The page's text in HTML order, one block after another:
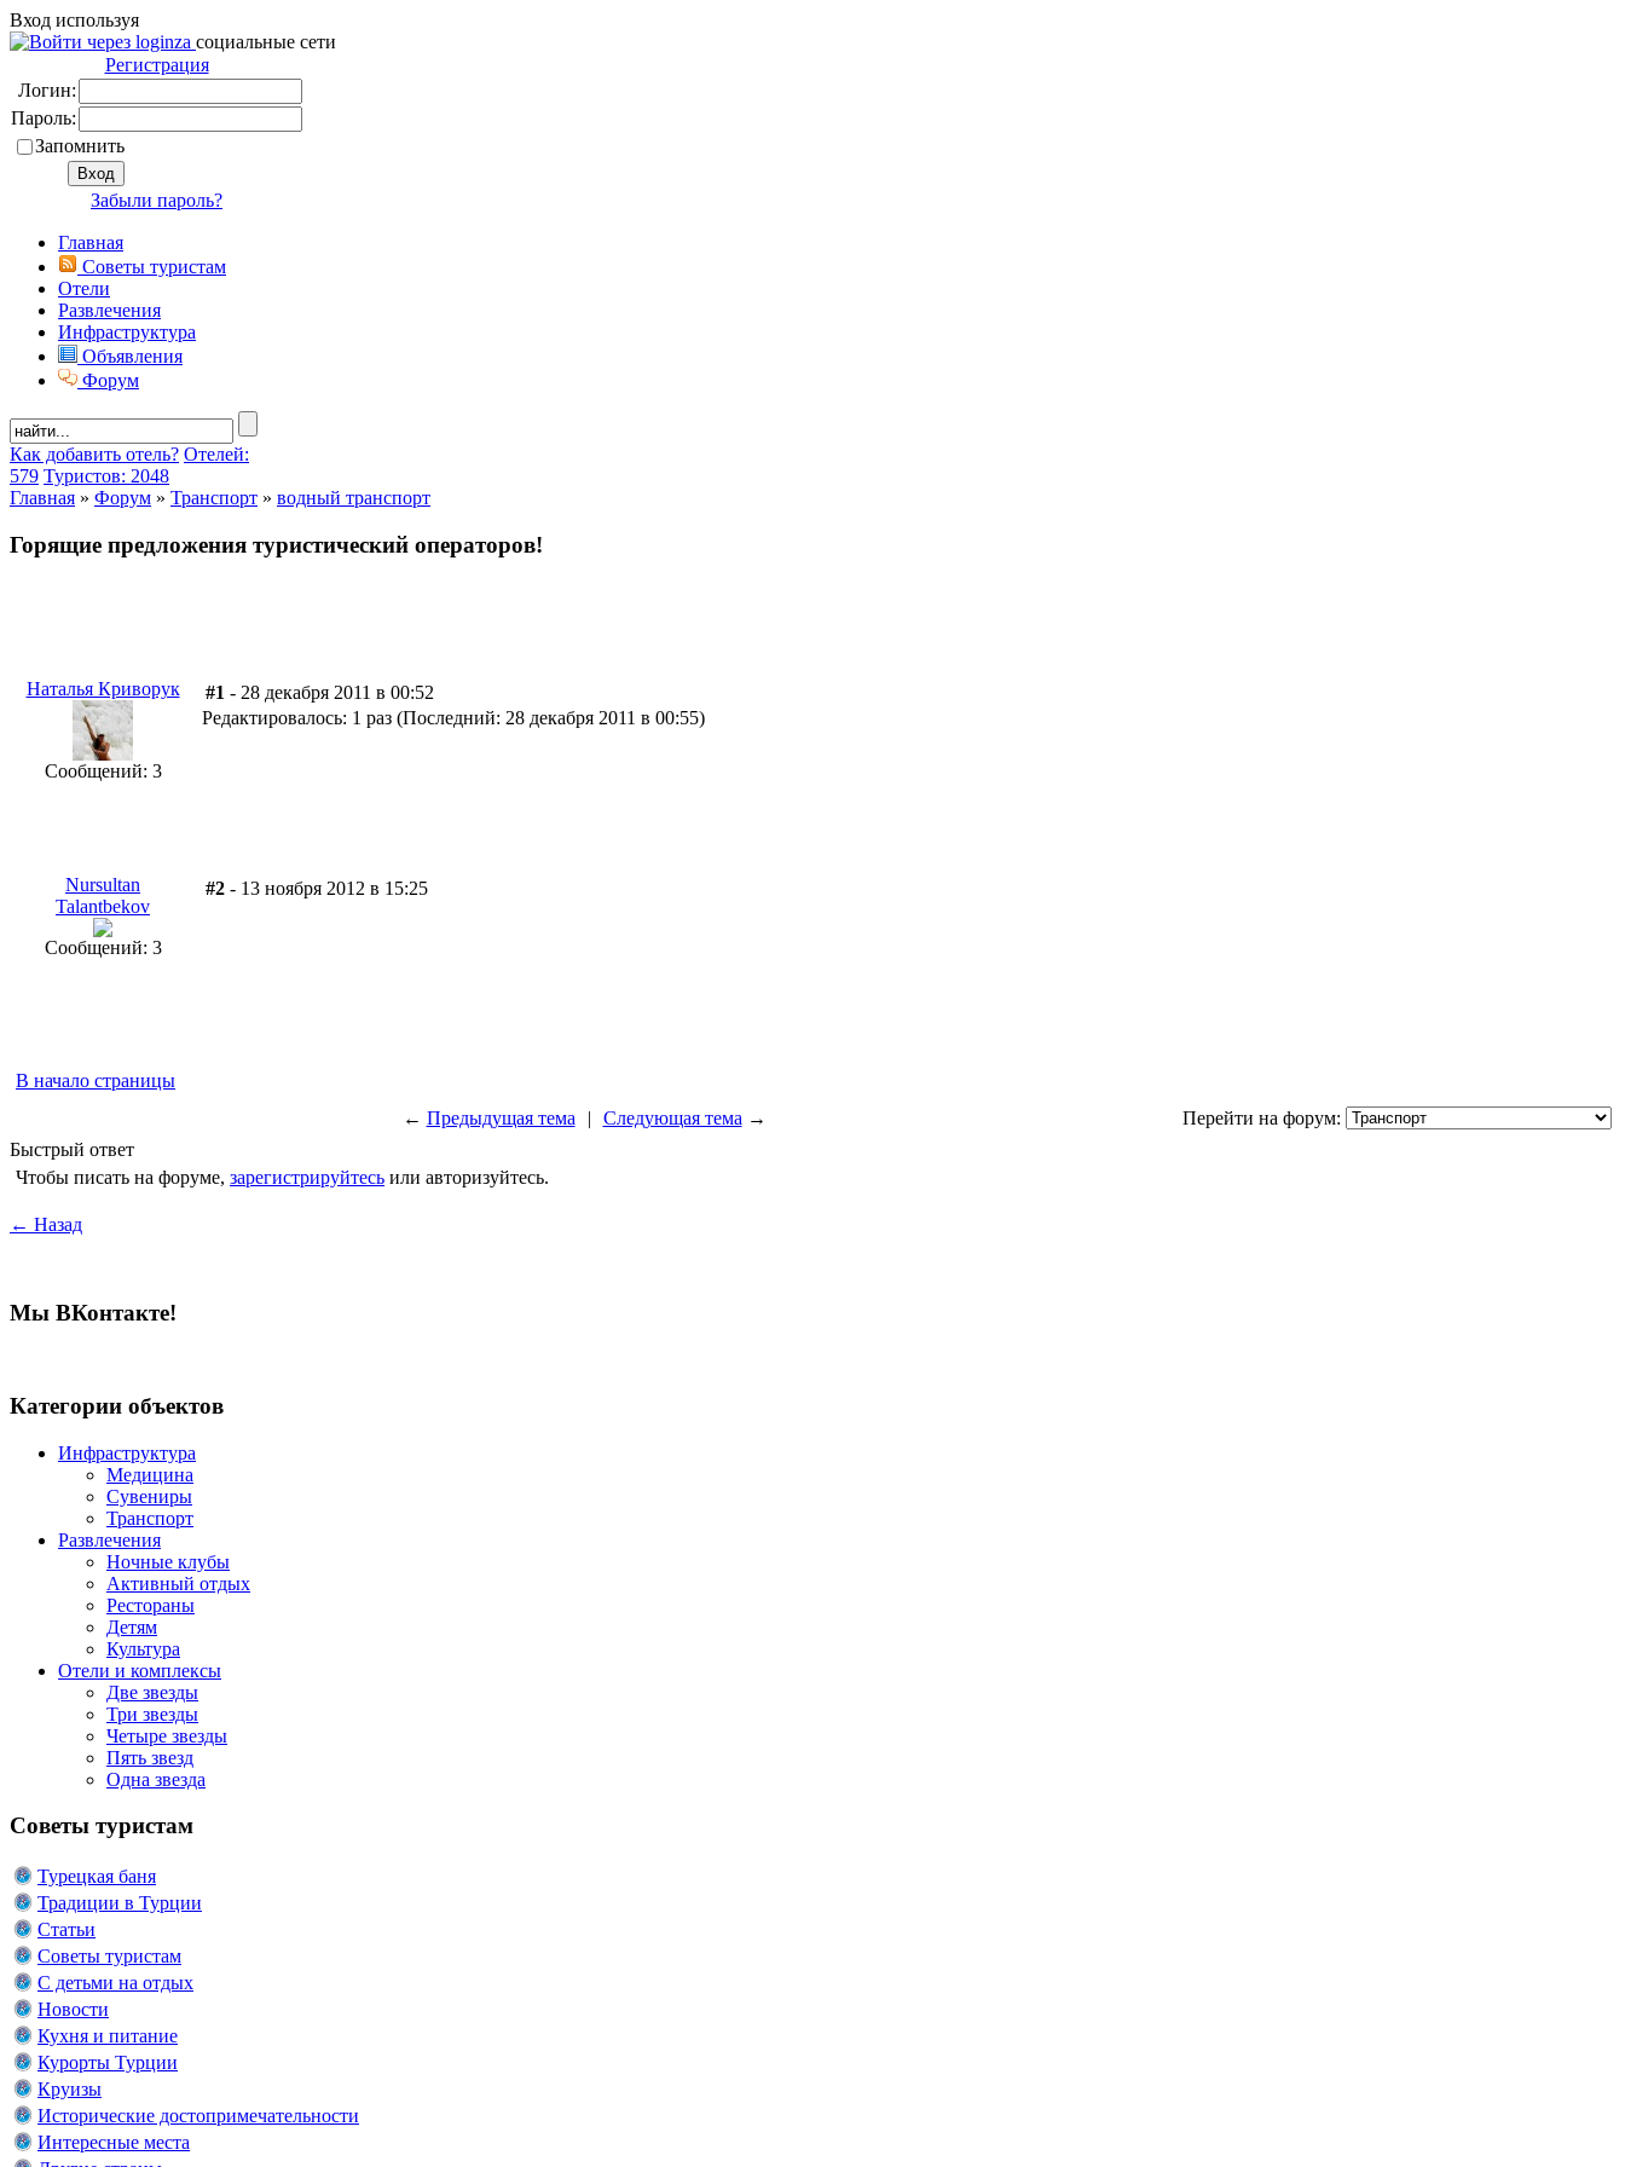
Вход используя
социальные сети
Регистрация
Логин:
Пароль:
Запомнить
Забыли пароль?
Главная
Советы туристам
Отели
Развлечения
Инфраструктура
Объявления
Форум
Как добавить отель? Отелей:
579 Туристов: 2048
Главная » Форум » Транспорт » водный транспорт
Горящие предложения туристический операторов!
Наталья Криворук
Сообщений: 3
#1 - 28 декабря 2011 в 00:52
Редактировалось: 1 раз (Последний: 28 декабря 2011 в 00:55)
Nursultan
Talantbekov
Сообщений: 3
#2 - 13 ноября 2012 в 15:25
В начало страницы
← Предыдущая тема | Следующая тема →
Перейти на форум:
Быстрый ответ
Чтобы писать на форуме, зарегистрируйтесь или авторизуйтесь.
← Назад
Мы ВКонтакте!
Категории объектов
Инфраструктура
Медицина
Сувениры
Транспорт
Развлечения
Ночные клубы
Активный отдых
Рестораны
Детям
Культура
Отели и комплексы
Две звезды
Три звезды
Четыре звезды
Пять звезд
Одна звезда
Советы туристам
Турецкая баня
Традиции в Турции
Статьи
Советы туристам
С детьми на отдых
Новости
Кухня и питание
Курорты Турции
Круизы
Исторические достопримечательности
Интересные места